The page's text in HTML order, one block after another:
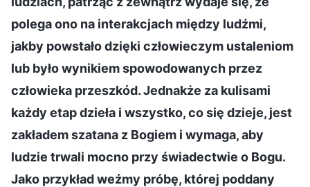
polega ono na interakcjach między ludźmi,
jakby powstało dzięki człowieczym ustaleniom
lub było wynikiem spowodowanych przez
człowieka przeszkód. Jednakże za kulisami
każdy etap dzieła i wszystko, co się dzieje, jest
zakładem szatana z Bogiem i wymaga, aby
ludzie trwali mocno przy świadectwie o Bogu.
Jako przykład weźmy próbę, której poddany